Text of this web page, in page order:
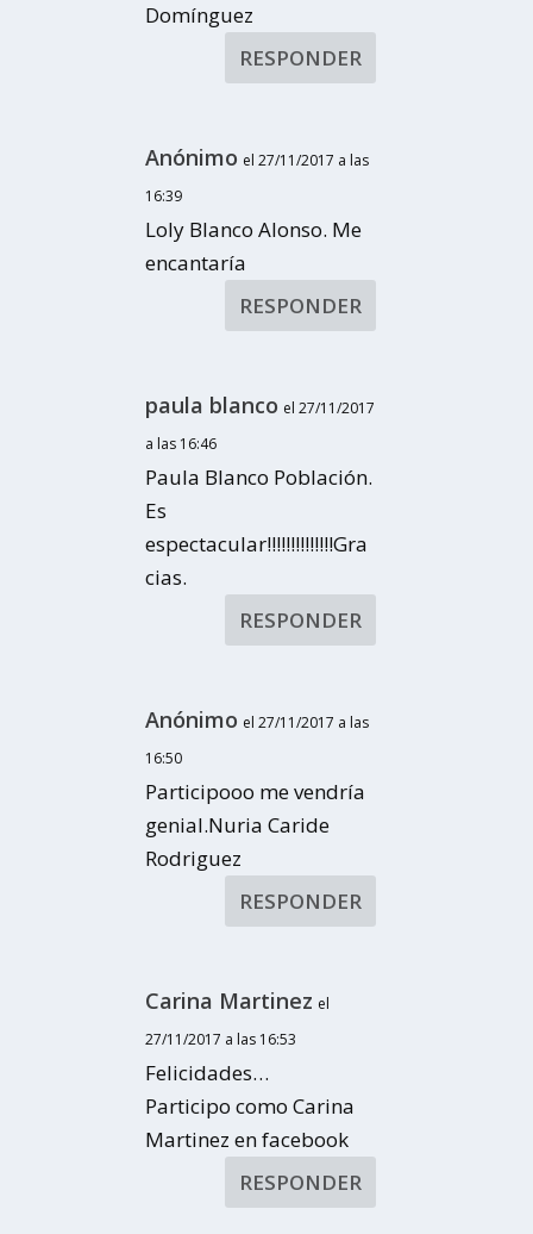
Domínguez
RESPONDER
Anónimo el 27/11/2017 a las
16:39
Loly Blanco Alonso. Me
encantaría
RESPONDER
paula blanco el 27/11/2017
a las 16:46
Paula Blanco Población.
Es
espectacular!!!!!!!!!!!!!!Gra
cias.
RESPONDER
Anónimo el 27/11/2017 a las
16:50
Participooo me vendría
genial.Nuria Caride
Rodriguez
RESPONDER
Carina Martinez el
27/11/2017 a las 16:53
Felicidades…
Participo como Carina
Martinez en facebook
RESPONDER